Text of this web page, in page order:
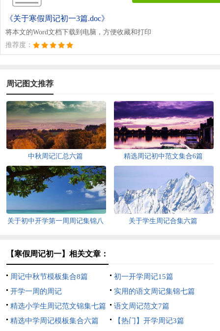
《关于寒假周记初一3篇.doc》
将本文的Word文档下载到电脑，方便收藏和打印
推荐度：
周记图文推荐
中秋周记汇总六篇 精选周记初中范文集合6篇
关于初中开学第一周周记集锦八
关于学生周记合集六篇
【寒假周记初一】相关文章：
周记中秋节模板集合8篇
初一开学周记15篇
开学一周的周记
实用的语文周记集锦七篇
精选小学生周记范文锦集七篇
语文周记范文7篇
精选中学周记模板集合六篇
【热门】开学周记3篇